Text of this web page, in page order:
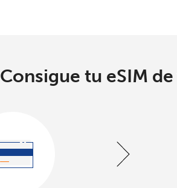
Consigue tu eSIM